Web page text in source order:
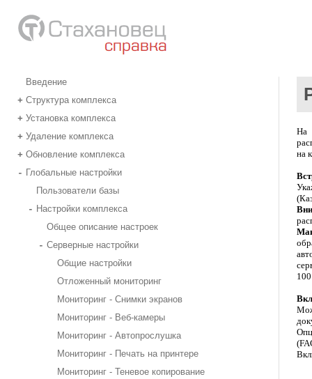
Введение
+ Структура комплекса
+ Установка комплекса
+ Удаление комплекса
+ Обновление комплекса
- Глобальные настройки
Пользователи базы
- Настройки комплекса
Общее описание настроек
- Серверные настройки
Общие настройки
Отложенный мониторинг
Мониторинг - Снимки экранов
Мониторинг - Веб-камеры
Мониторинг - Автопрослушка
Мониторинг - Печать на принтере
Мониторинг - Теневое копирование
На
на